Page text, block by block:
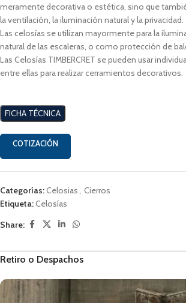
meramente decorativa o estética, sino que
la ventilación, la iluminación natural y la privacidad.
Las celosías se utilizan mayormente para la
natural de las escaleras, o como protección de
Las Celosías TIMBERCRET se pueden usar
entre ellas para realizar cerramientos decorativos.
FICHA TÉCNICA
COTIZACIÓN
Categorías:Celosias, Cierros
Etiqueta:Celosías
Share:
Retiro o Despachos